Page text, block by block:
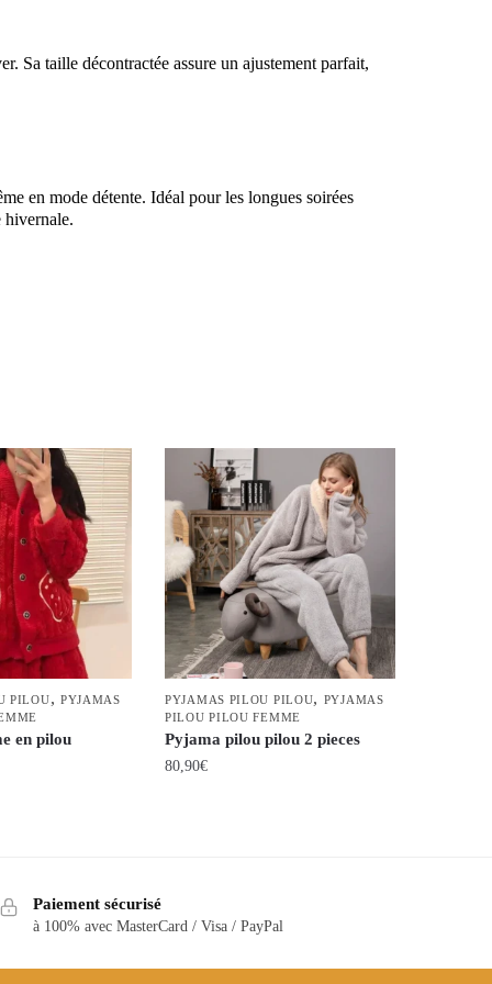
Sa taille décontractée assure un ajustement parfait,
en mode détente. Idéal pour les longues soirées
hivernale.
PILOU, PYJAMAS
en pilou
PYJAMAS PILOU PILOU, PYJAMAS
PILOU PILOU FEMME
Pyjama pilou pilou 2 pieces
80,90€
options
Paiement sécurisé
à 100% avec MasterCard / Visa / PayPal